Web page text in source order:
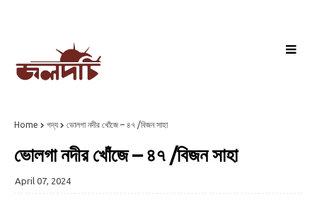
Home গদ্য ভোলগা নদীর খোঁজে – ৪৭ /বিজন সাহা
ভোলগা নদীর খোঁজে – ৪৭ /বিজন সাহা
April 07, 2024